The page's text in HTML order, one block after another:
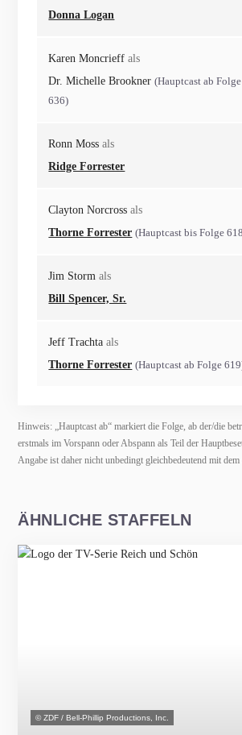
Donna Logan
Karen Moncrieff als
Dr. Michelle Brookner (Hauptcast ab
636)
Ronn Moss als
Ridge Forrester
Clayton Norcross als
Thorne Forrester (Hauptcast bis Folge
Jim Storm als
Bill Spencer, Sr.
Jeff Trachta als
Thorne Forrester (Hauptcast ab Folge
Hinweis: „Hauptcast ab“ markiert die Folge, ab der/die
erstmals im Vorspann oder Abspann als Teil der
Angabe ist daher nicht unbedingt gleichbedeutend mit
ÄHNLICHE STAFFELN
© ZDF / Bell-Phillip Productions, Inc.